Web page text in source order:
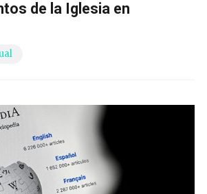
de la Iglesia en